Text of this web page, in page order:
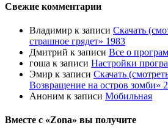
Свежие комментарии
Владимир к записи Скачать
страшное грядет» 1983
Дмитрий к записи Все о
гоша к записи Настройки
Эмир к записи Скачать
Возвращение на остров зомби»
Аноним к записи Мобильная
Вместе с «Zona» вы получите